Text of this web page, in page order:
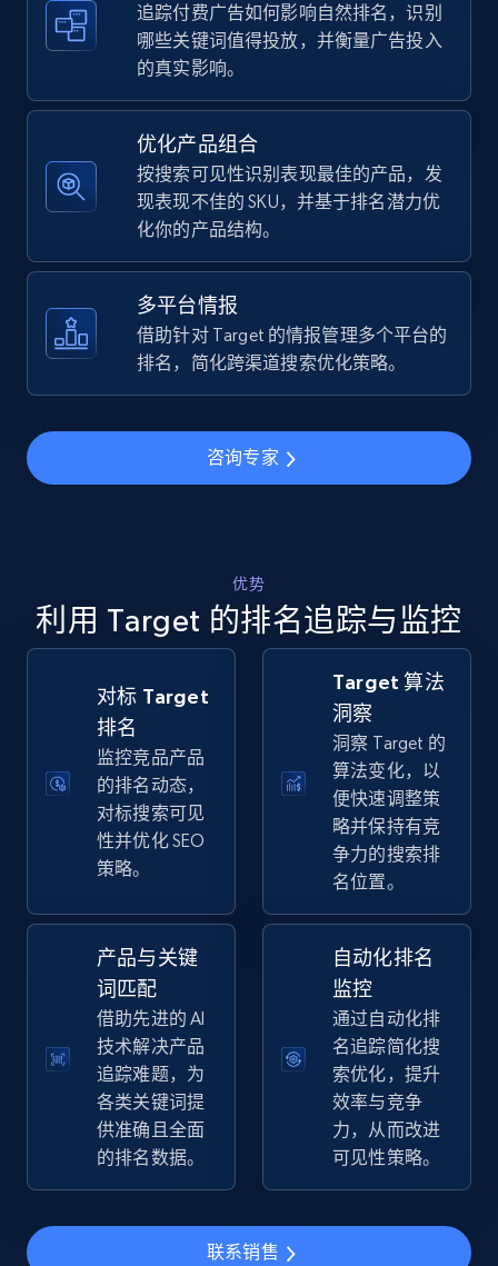
TikTok Shop
URL, Title, Available, Description, Currency, Initial
price, Final price, Discount percent, and more.
668+
TikTok Shop - category
URL, Title, Available, Description, Currency, Initial
price, Final price, Discount percent, and more.
5.4K+ 668+ 立即开始
TikTok Shop - Collect TikTok shop products
5.4K+ 668+ 立即开始
TikTok Shop - discover records by shop url
URL, Title, Available, Description, Currency, Initial
price, Final price, Discount percent, and more.
5.4K+ 668+ 立即开始
Amazon sellers info
Seller id, URL, Seller name, Description, Detailed
info, Stars, Feedbacks, Return policy, and more.
2.5K+ 378+ 立即开始
Seller reviews, Breadcrumbs, Root category, and
追踪付费广告如何影响自然排名，识别
哪些关键词值得投放，并衡量广告投入
的真实影响。
优化产品组合
按搜索可见性识别表现最佳的产品，发
现表现不佳的 SKU，并基于排名潜力优
化你的产品结构。
多平台情报
借助针对 Target 的情报管理多个平台的
排名，简化跨渠道搜索优化策略。
咨询专家
优势
利用 Target 的排名追踪与监控
对标 Target
排名
监控竞品产品
的排名动态，
对标搜索可见
性并优化 SEO
策略。
Target 算法
洞察
洞察 Target 的
算法变化，以
便快速调整策
略并保持有竞
争力的搜索排
名位置。
产品与关键
词匹配
借助先进的 AI
技术解决产品
追踪难题，为
各类关键词提
供准确且全面
的排名数据。
自动化排名
监控
通过自动化排
名追踪简化搜
索优化，提升
效率与竞争
力，从而改进
可见性策略。
联系销售